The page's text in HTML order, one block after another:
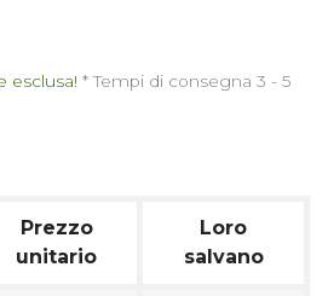
esclusa! *Tempi di consegna 3 - 5
Prezzo
unitario
Loro
salvano